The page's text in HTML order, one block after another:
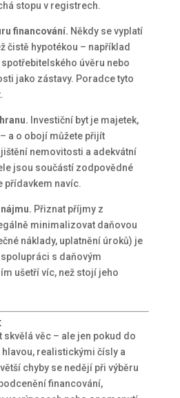
stopu v registrech.
financování. Někdy se vyplatí
čistě hypotékou – například
úvěru nebo
jako zástavy. Poradce tyto
Investiční byt je majetek,
a o obojí můžete přijít
nemovitosti a adekvátní
jsou součástí zodpovědné
přídavkem navíc.
Přiznat příjmy z
minimalizovat daňovou
náklady, uplatnění úroků) je
s daňovým
ušetří víc, než stojí jeho
skvělá věc – ale jen pokud do
realistickými čísly a
chyby se nedějí při výběru
financování,